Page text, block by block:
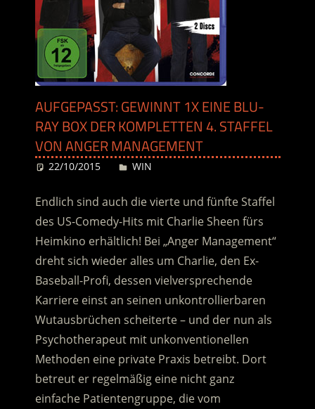
AUFGEPASST: GEWINNT 1X EINE BLU-
RAY BOX DER KOMPLETTEN 4. STAFFEL
VON ANGER MANAGEMENT
22/10/2015 Desiree
WIN
Endlich sind auch die vierte und fünfte Staffel
des US-Comedy-Hits mit Charlie Sheen fürs
Heimkino erhältlich! Bei „Anger Management“
dreht sich wieder alles um Charlie, den Ex-
Baseball-Profi, dessen vielversprechende
Karriere einst an seinen unkontrollierbaren
Wutausbrüchen scheiterte – und der nun als
Psychotherapeut mit unkonventionellen
Methoden eine private Praxis betreibt. Dort
betreut er regelmäßig eine nicht ganz
einfache Patientengruppe, die vom